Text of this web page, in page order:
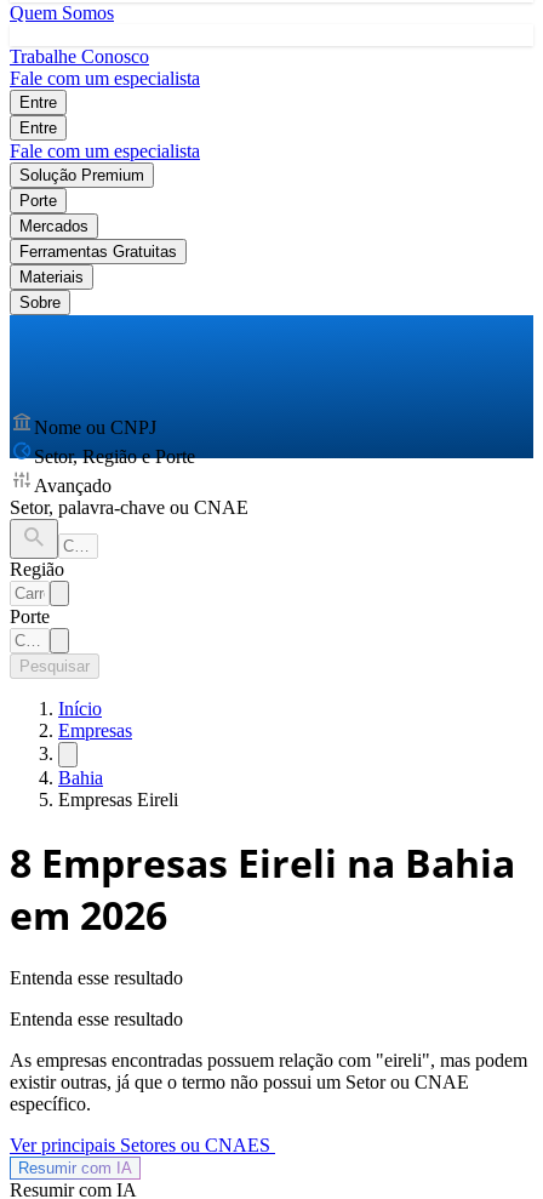
Quem Somos
Trabalhe Conosco
Fale com um especialista
Entre
Entre
Fale com um especialista
Solução Premium
Porte
Mercados
Ferramentas Gratuitas
Materiais
Sobre
Nome ou CNPJ
Setor, Região e Porte
Avançado
Setor, palavra-chave ou CNAE
Região
Porte
Pesquisar
Início
Empresas
Bahia
Empresas Eireli
8 Empresas Eireli na Bahia
em 2026
Entenda esse resultado
Entenda esse resultado
As empresas encontradas possuem relação com "eireli", mas podem
existir outras, já que o termo não possui um Setor ou CNAE
específico.
Ver principais Setores ou CNAES
Resumir com IA
Resumir com IA